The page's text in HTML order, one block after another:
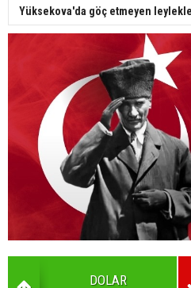
Yüksekova'da göç etmeyen
DOLAR